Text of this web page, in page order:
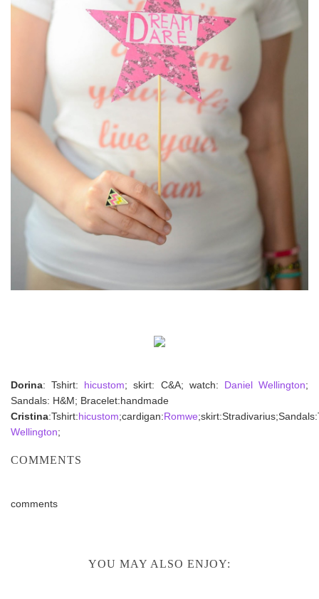
Dorina: Tshirt: hicustom; skirt: C&A; watch: Daniel Wellington;
Sandals: H&M; Bracelet:handmade
Cristina:Tshirt:hicustom;cardigan:Romwe
Wellington;
COMMENTS
comments
YOU MAY ALSO ENJOY: